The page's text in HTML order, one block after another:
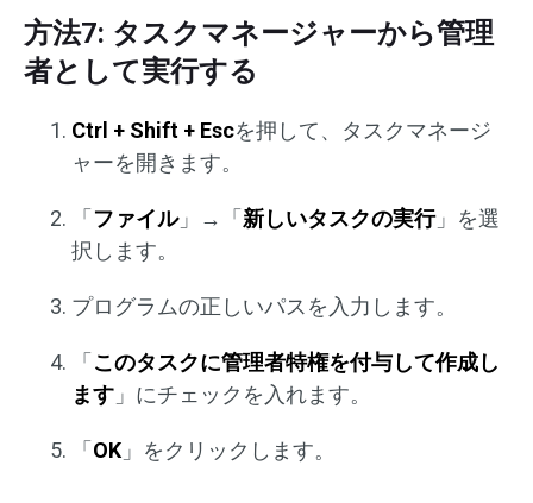
方法7: タスクマネージャーから管理
者として実行する
Ctrl + Shift + Escを押して、タスクマネージ
ャーを開きます。
「 ファイル」→「 新しいタスクの実行」を選
択します。
プログラムの正しいパスを入力します。
「 このタスクに管理者特権を付与して作成し
ます 」にチェックを入れます。
「 OK 」をクリックします。